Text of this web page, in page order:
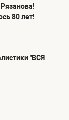
80 лет!
"ВСЯ